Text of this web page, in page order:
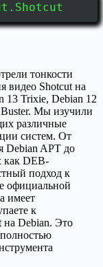
тонкости
видео Shotcut на
13 Trixie, Debian 12
Мы изучили
различные
систем. От
Debian APT до
как DEB-
подход к
официальной
имеет
к
на Debian. Это